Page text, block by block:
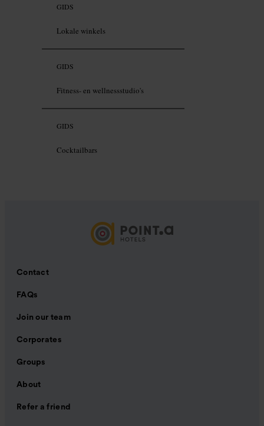
GIDS
Lokale winkels
GIDS
Fitness- en wellnessstudio's
GIDS
Cocktailbars
Contact
FAQs
Join our team
Corporates
Groups
About
Refer a friend